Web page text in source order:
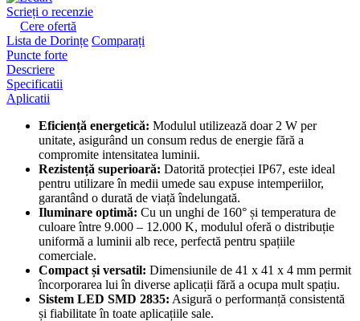
Scrieți o recenzie
Cere ofertă
Lista de Dorințe Comparați
Puncte forte
Descriere
Specificatii
Aplicatii
Eficiență energetică: Modulul utilizează doar 2 W per
unitate, asigurând un consum redus de energie fără a
compromite intensitatea luminii.
Rezistență superioară: Datorită protecției IP67, este ideal
pentru utilizare în medii umede sau expuse intemperiilor,
garantând o durată de viață îndelungată.
Iluminare optimă: Cu un unghi de 160° și temperatura de
culoare între 9.000 – 12.000 K, modulul oferă o distribuție
uniformă a luminii alb rece, perfectă pentru spațiile
comerciale.
Compact și versatil: Dimensiunile de 41 x 41 x 4 mm permit
încorporarea lui în diverse aplicații fără a ocupa mult spațiu.
Sistem LED SMD 2835: Asigură o performanță consistentă
și fiabilitate în toate aplicațiile sale.